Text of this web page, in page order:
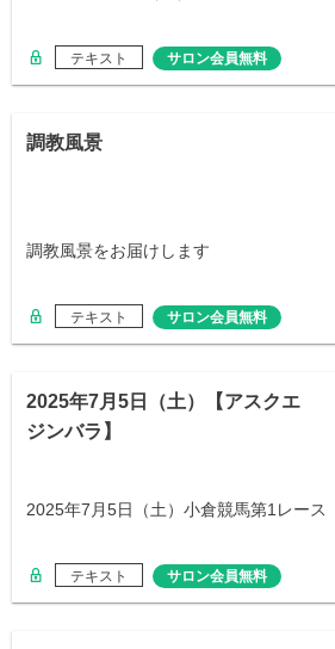
テキスト サロン会員無料
調教風景
調教風景をお届けします
テキスト サロン会員無料
2025年7月5日（土）【アスクエ
ジンバラ】
2025年7月5日（土）小倉競馬第1レース
テキスト サロン会員無料